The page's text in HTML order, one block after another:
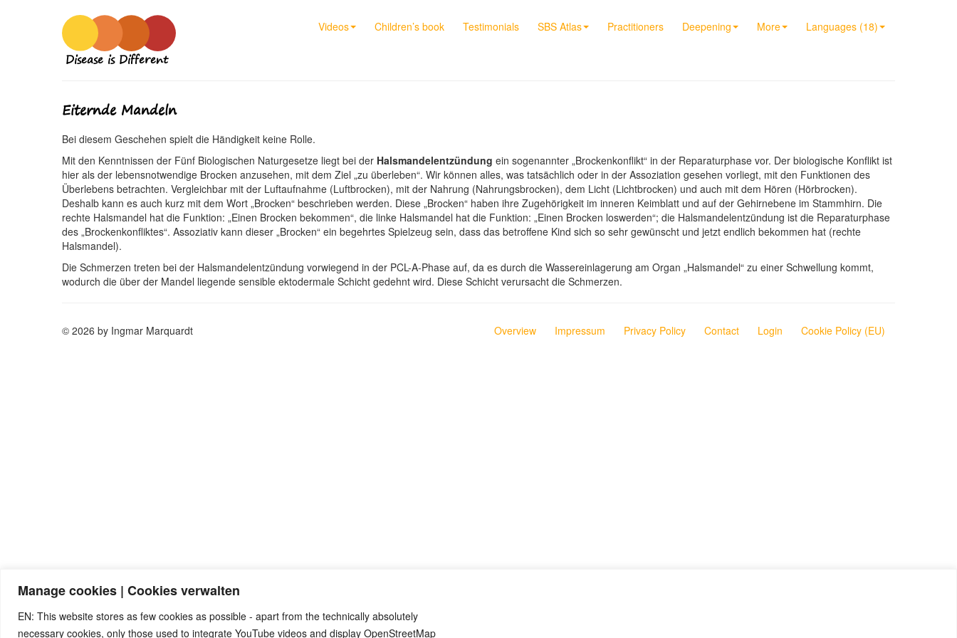
Manage cookies | Cookies verwalten
EN: This website stores as few cookies as possible - apart from the technically absolutely
necessary cookies, only those used to integrate YouTube videos and display OpenStreetMap
Videos Children’s book Testimonials SBS Atlas Practitioners Deepening More Languages (18)
Disease is Different
Eiternde Mandeln
Bei diesem Geschehen spielt die Händigkeit keine Rolle.
Mit den Kenntnissen der Fünf Biologischen Naturgesetze liegt bei der Halsmandelentzündung ein sogenannter „Brockenkonflikt“ in der Reparaturphase vor. Der biologische Konflikt ist
hier als der lebensnotwendige Brocken anzusehen, mit dem Ziel „zu überleben“. Wir können alles, was tatsächlich oder in der Assoziation gesehen vorliegt, mit den Funktionen des
Überlebens betrachten. Vergleichbar mit der Luftaufnahme (Luftbrocken), mit der Nahrung (Nahrungsbrocken), dem Licht (Lichtbrocken) und auch mit dem Hören (Hörbrocken).
Deshalb kann es auch kurz mit dem Wort „Brocken“ beschrieben werden. Diese „Brocken“ haben ihre Zugehörigkeit im inneren Keimblatt und auf der Gehirnebene im Stammhirn. Die
rechte Halsmandel hat die Funktion: „Einen Brocken bekommen“, die linke Halsmandel hat die Funktion: „Einen Brocken loswerden“; die Halsmandelentzündung ist die Reparaturphase
des „Brockenkonfliktes“. Assoziativ kann dieser „Brocken“ ein begehrtes Spielzeug sein, dass das betroffene Kind sich so sehr gewünscht und jetzt endlich bekommen hat (rechte
Halsmandel).
Die Schmerzen treten bei der Halsmandelentzündung vorwiegend in der PCL-A-Phase auf, da es durch die Wassereinlagerung am Organ „Halsmandel“ zu einer Schwellung kommt,
wodurch die über der Mandel liegende sensible ektodermale Schicht gedehnt wird. Diese Schicht verursacht die Schmerzen.
© 2026 by Ingmar Marquardt Overview Impressum Privacy Policy Contact Login Cookie Policy (EU)